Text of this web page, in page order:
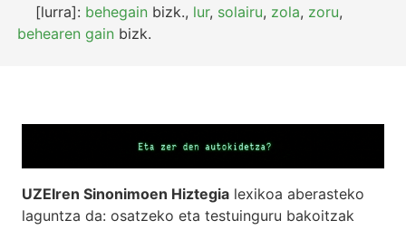
[lurra]: behegain bizk., lur, solairu, zola, zoru,
behearen gain bizk.
UZEIren Sinonimoen Hiztegia lexikoa aberasteko
laguntza da: osatzeko eta testuinguru bakoitzak